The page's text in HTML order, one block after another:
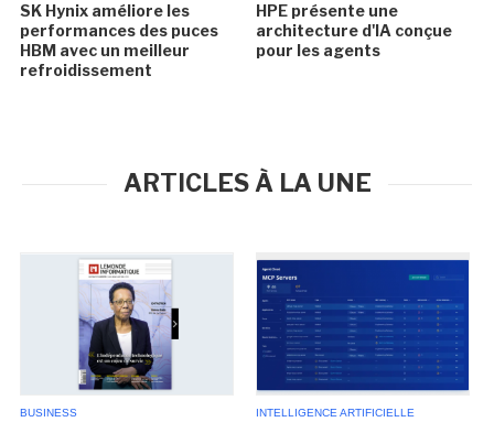
SK Hynix améliore les
performances des puces
HBM avec un meilleur
refroidissement
HPE présente une
architecture d'IA conçue
pour les agents
ARTICLES À LA UNE
BUSINESS INTELLIGENCE ARTIFICIELLE